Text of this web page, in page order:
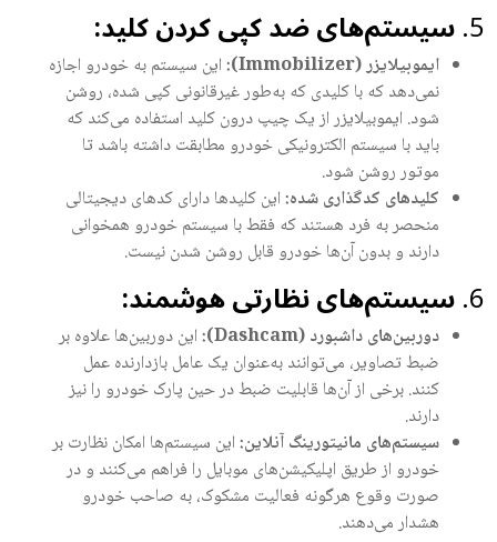
سیستم‌های ضد کپی کردن کلید:
ایموبیلایزر (Immobilizer):
این سیستم به خودرو اجازه
نمی‌دهد که با کلیدی که به‌طور غیرقانونی کپی شده، روشن
شود. ایموبیلایزر از یک چیپ درون کلید استفاده می‌کند که
باید با سیستم الکترونیکی خودرو مطابقت داشته باشد تا
موتور روشن شود.
کلیدهای کدگذاری شده:این کلیدها دارای کدهای دیجیتالی
منحصر به فرد هستند که فقط با سیستم خودرو همخوانی
دارند و بدون آن‌ها خودرو قابل روشن شدن نیست.
سیستم‌های نظارتی هوشمند:
دوربین‌های داشبورد (Dashcam):
این دوربین‌ها علاوه بر
ضبط تصاویر، می‌توانند به‌عنوان یک عامل بازدارنده عمل
کنند. برخی از آن‌ها قابلیت ضبط در حین پارک خودرو را نیز
دارند.
سیستم‌های مانیتورینگ آنلاین:این سیستم‌ها امکان نظارت بر
خودرو از طریق اپلیکیشن‌های موبایل را فراهم می‌کنند و در
صورت وقوع هرگونه فعالیت مشکوک، به صاحب خودرو
هشدار می‌دهند.